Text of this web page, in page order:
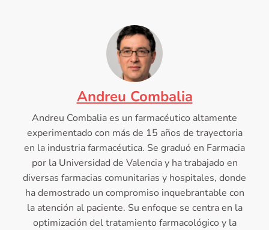
Andreu Combalia
Andreu Combalia es un farmacéutico altamente
experimentado con más de 15 años de trayectoria
en la industria farmacéutica. Se graduó en Farmacia
por la Universidad de Valencia y ha trabajado en
diversas farmacias comunitarias y hospitales, donde
ha demostrado un compromiso inquebrantable con
la atención al paciente. Su enfoque se centra en la
optimización del tratamiento farmacológico y la